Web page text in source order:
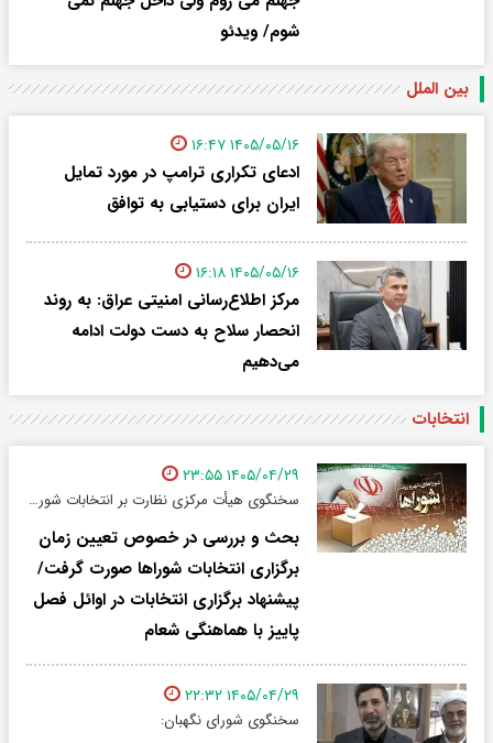
شوم/ ویدئو
بین الملل
۱۴۰۵/۰۵/۱۶ ۱۶:۴۷
ادعای تکراری ترامپ در مورد تمایل
ایران برای دستیابی به توافق
۱۴۰۵/۰۵/۱۶ ۱۶:۱۸
مرکز اطلاع‌رسانی امنیتی عراق: به روند
انحصار سلاح به دست دولت ادامه
می‌دهیم
انتخابات
۱۴۰۵/۰۴/۲۹ ۲۳:۵۵
سخنگوی هیأت مرکزی نظارت بر انتخابات شوراهای اسلامی کشور:
بحث و بررسی در خصوص تعیین زمان
برگزاری انتخابات شوراها صورت گرفت/
پیشنهاد برگزاری انتخابات در اوائل فصل
پاییز با هماهنگی شعام
۱۴۰۵/۰۴/۲۹ ۲۲:۳۲
سخنگوی شورای نگهبان: